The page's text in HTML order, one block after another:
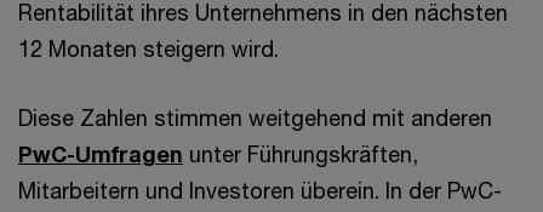
Rentabilität ihres Unternehmens in den nächsten
12 Monaten steigern wird.
Diese Zahlen stimmen weitgehend mit anderen
PwC-Umfragen unter Führungskräften,
Mitarbeitern und Investoren überein. In der PwC-